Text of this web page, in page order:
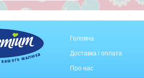
Головна
Доставка і оплата
Про нас